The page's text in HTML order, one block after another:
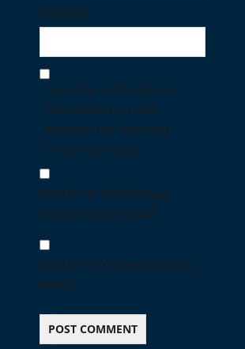
Website
Save my name, email,
and website in this
browser for the next
time I comment.
Notify me of follow-up
comments by email.
Notify me of new posts by
email.